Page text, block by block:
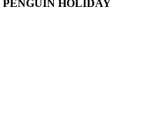
HOLIDAY